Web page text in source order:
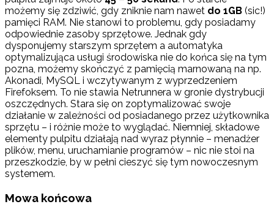
możemy się zdziwić, gdy zniknie nam nawet do 1GB (sic!)
pamięci RAM. Nie stanowi to problemu, gdy posiadamy
odpowiednie zasoby sprzętowe. Jednak gdy
dysponujemy starszym sprzętem a automatyka
optymalizująca usługi środowiska nie do końca się na tym
pozna, możemy skończyć z pamięcią marnowaną na np.
Akonadi, MySQL i wczytywanym z wyprzedzeniem
Firefoksem. To nie stawia Netrunnera w gronie dystrybucji
oszczędnych. Stara się on zoptymalizować swoje
działanie w zależności od posiadanego przez użytkownika
sprzętu – i różnie może to wyglądać. Niemniej, składowe
elementy pulpitu działają nad wyraz płynnie – menadżer
plików, menu, uruchamianie programów – nic nie stoi na
przeszkodzie, by w pełni cieszyć się tym nowoczesnym
systemem.
Mowa końcowa